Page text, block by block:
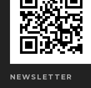
NEWSLETTER